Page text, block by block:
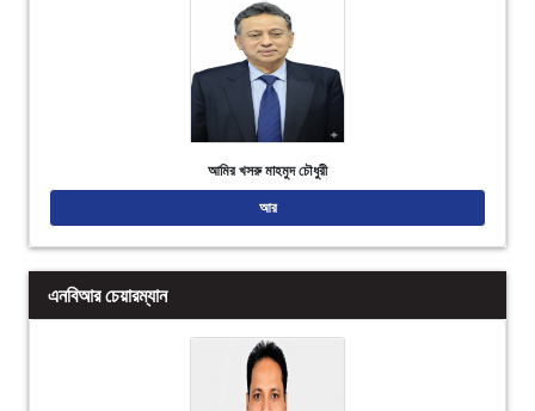
আমির খসরু মাহমুদ চৌধুরী
আর
এনবিআর চেয়ারম্যান